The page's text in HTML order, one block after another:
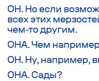
ОН. Но если
всех этих
чем-то другим.
ОНА. Чем
ОН. Ну, например,
ОНА. Сады?